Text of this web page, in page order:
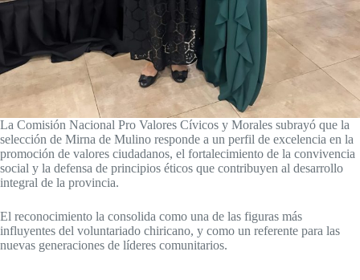
La Comisión Nacional Pro Valores Cívicos y Morales subrayó que la
selección de Mirna de Mulino responde a un perfil de excelencia en la
promoción de valores ciudadanos, el fortalecimiento de la convivencia
social y la defensa de principios éticos que contribuyen al desarrollo
integral de la provincia.
El reconocimiento la consolida como una de las figuras más
influyentes del voluntariado chiricano, y como un referente para las
nuevas generaciones de líderes comunitarios.